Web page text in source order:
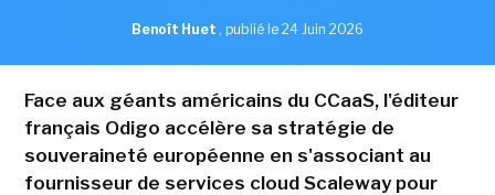
Benoît Huet , publié le 24 Juin 2026
Face aux géants américains du CCaaS, l'éditeur
français Odigo accélère sa stratégie de
souveraineté européenne en s'associant au
fournisseur de services cloud Scaleway pour